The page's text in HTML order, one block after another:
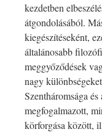
kezdetben
átgondolásából.
kiegészítéseként,
általánosabb
meggyőződések
nagy
Szentháromsága
megfogalmazott,
körforgása között,